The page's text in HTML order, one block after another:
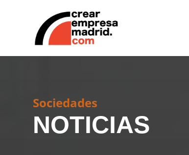
Sociedades
NOTICIAS